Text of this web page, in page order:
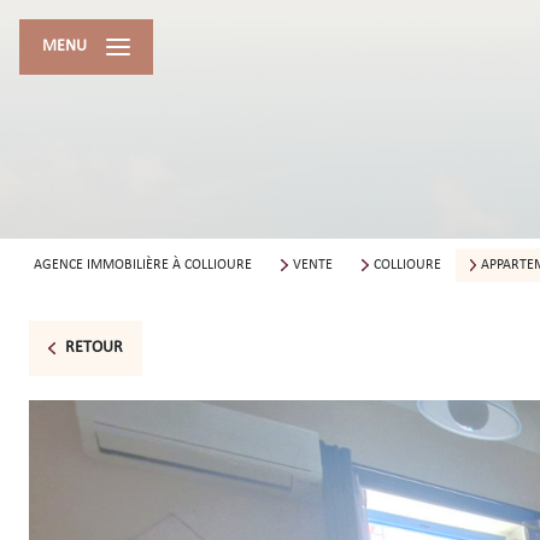
MENU
AGENCE IMMOBILIÈRE À COLLIOURE VENTE COLLIOURE
RETOUR